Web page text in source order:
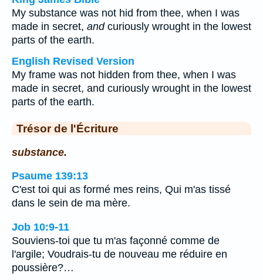
My substance was not hid from thee, when I was
made in secret, andcuriously wrought in the lowest
parts of the earth.
English Revised Version
My frame was not hidden from thee, when I was
made in secret, and curiously wrought in the lowest
parts of the earth.
Trésor de l'Écriture
substance.
Psaume 139:13
C'est toi qui as formé mes reins, Qui m'as tissé
dans le sein de ma mère.
Job 10:9-11
Souviens-toi que tu m'as façonné comme de
l'argile; Voudrais-tu de nouveau me réduire en
poussière?…